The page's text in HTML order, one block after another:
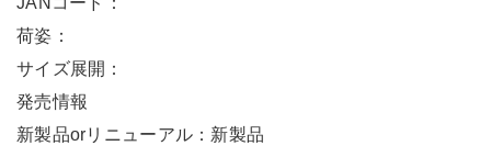
荷姿：
サイズ展開：
発売情報
新製品orリニューアル：新製品